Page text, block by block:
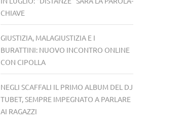
CHIAVE
GIUSTIZIA, MALAGIUSTIZIA E I
BURATTINI: NUOVO INCONTRO ONLINE
CON CIPOLLA
NEGLI SCAFFALI IL PRIMO ALBUM DEL DJ
TUBET, SEMPRE IMPEGNATO A PARLARE
AI RAGAZZI